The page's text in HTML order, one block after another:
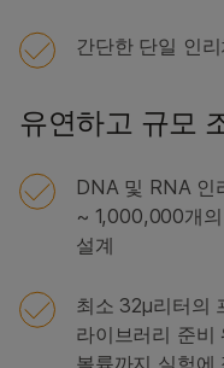
간단한 단일 인
유연하고 규모
DNA 및 RNA 인
~ 1,000,000개
설계
최소 32µ리터의
라이브러리 준비